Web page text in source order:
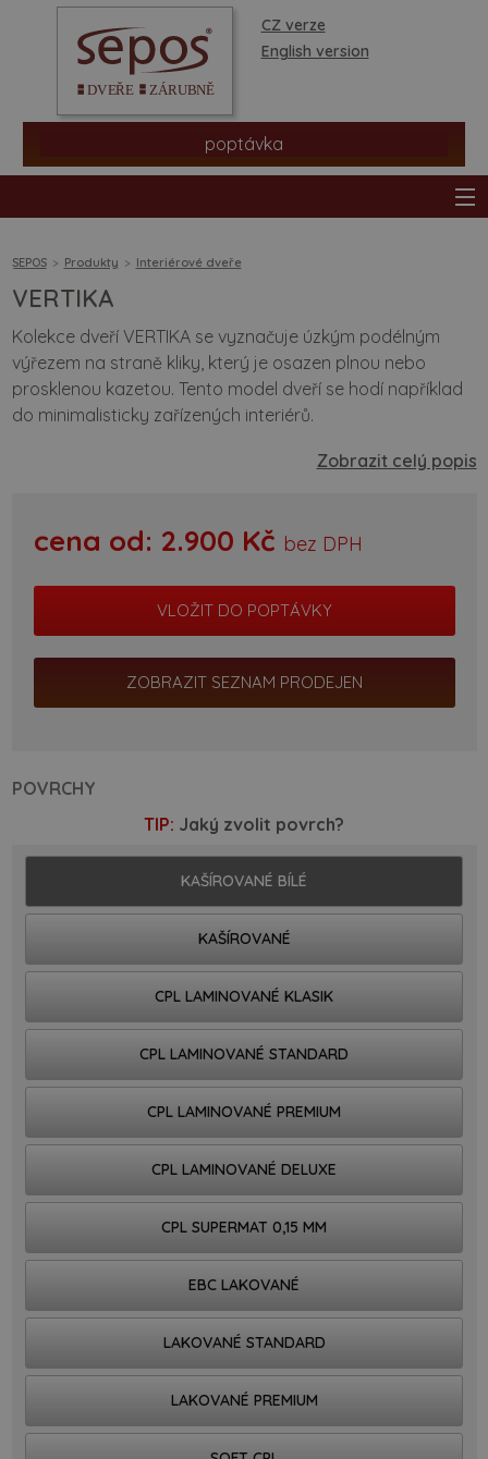
CZ verze
English version
poptávka
prodejní síť
informace a rady
SEPOS Produkty Interiérové dveře
VERTIKA
Kolekce dveří VERTIKA se vyznačuje úzkým podélným
výřezem na straně kliky, který je osazen plnou nebo
prosklenou kazetou. Tento model dveří se hodí například
do minimalisticky zařízených interiérů.
Zobrazit celý popis
cena od: 2.900 Kč bez DPH
ZOBRAZIT SEZNAM PRODEJEN
POVRCHY
TIP: Jaký zvolit povrch?
KAŠÍROVANÉ BÍLÉ
KAŠÍROVANÉ
CPL LAMINOVANÉ KLASIK
CPL LAMINOVANÉ STANDARD
CPL LAMINOVANÉ PREMIUM
CPL LAMINOVANÉ DELUXE
CPL SUPERMAT 0,15 MM
EBC LAKOVANÉ
LAKOVANÉ STANDARD
LAKOVANÉ PREMIUM